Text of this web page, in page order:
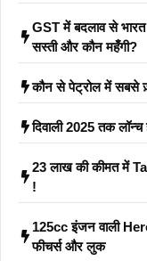
GST में बदलाव से भारत
सस्ती और कौन महँगी?
कौन से पेट्रोल में सबसे
दिवाली 2025 तक
23 लाख की कीमत में
!
125cc इंजन वाली
फीचर्स और लुक